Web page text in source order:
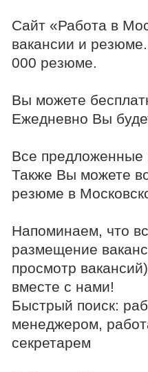
Сайт «Работа в
вакансии и
000 резюме.
Вы можете
Ежедневно Вы
Все предложенные
Также Вы можете
резюме в
Напоминаем, что
размещение
просмотр
вместе с нами!
Быстрый поиск:
менеджером,
секретарем